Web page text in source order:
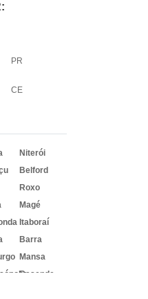
PR
CE
Niterói
Belford
Roxo
Magé
Itaboraí
Barra
Mansa
Resende